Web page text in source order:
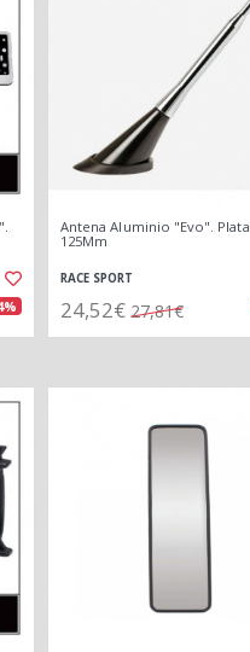
Antena Aluminio "Evo". Plata
125Mm
RACE SPORT
24,52€ 27,81€